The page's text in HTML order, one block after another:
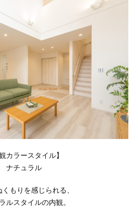
観カラースタイル】
ナチュラル
くもりを感じられる、
ルスタイルの内観。